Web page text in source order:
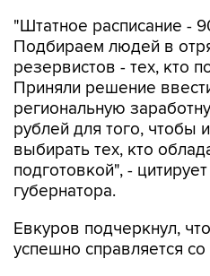
"Штатное расписание -
Подбираем людей в
резервистов - тех, кто
Приняли решение
региональную
рублей для того, чтобы
выбирать тех, кто
подготовкой", -
губернатора.
Евкуров подчеркнул,
успешно справляется